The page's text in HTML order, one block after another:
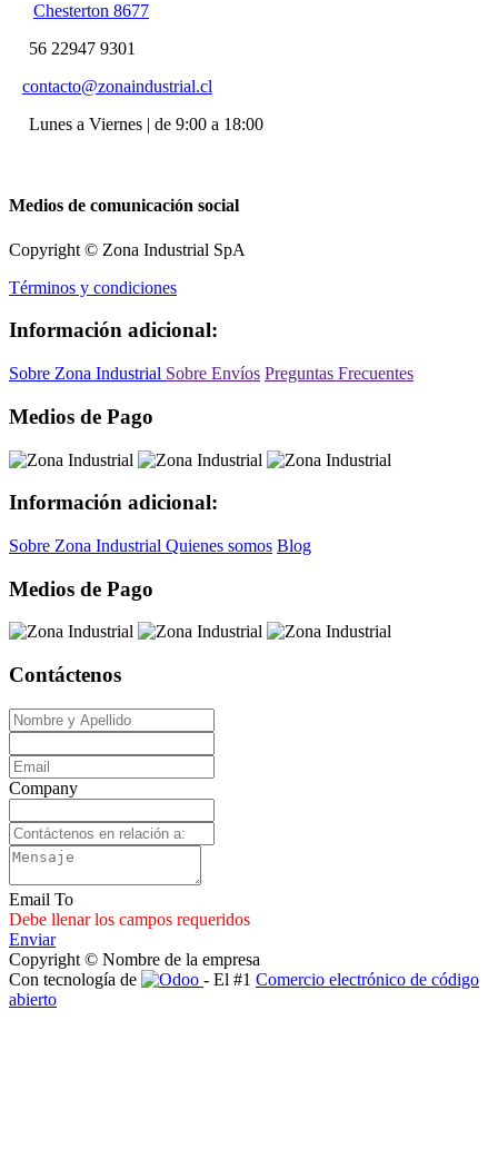
Chesterton 8677
56 22947 9301
contacto@zonaindustrial.cl
Lunes a Viernes | de 9:00 a 18:00
Medios de comunicación social
Copyright © Zona Industrial SpA
Términos y condiciones
Información adicional:
Sobre Zona Industrial Sobre Envíos Preguntas Frecuentes
Medios de Pago
Información adicional:
Sobre Zona Industrial Quienes somos Blog
Medios de Pago
Contáctenos
Company
Email To
Debe llenar los campos requeridos
Enviar
Copyright © Nombre de la empresa
Con tecnología de
- El #1 Comercio electrónico de código
abierto